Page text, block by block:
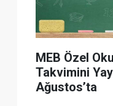
MEB Özel
Takvimini
Ağustos’ta